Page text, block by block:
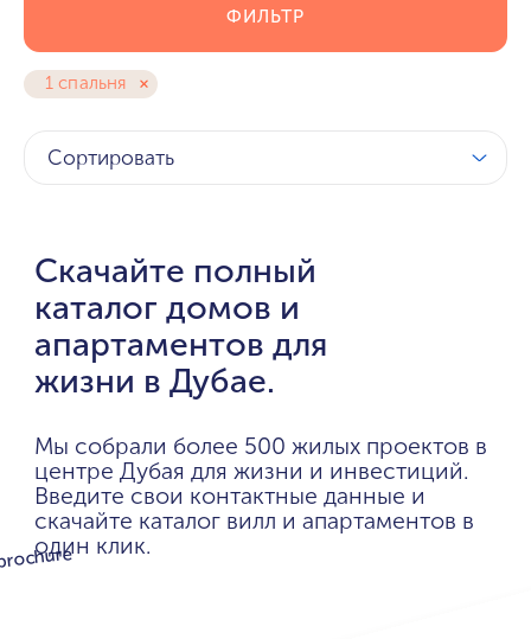
1 спальня
ФИЛЬТР
Сортировать
Скачайте полный
каталог домов и
апартаментов для
жизни в Дубае.
Мы собрали более 500 жилых проектов в
центре Дубая для жизни и инвестиций.
Введите свои контактные данные и
скачайте каталог вилл и апартаментов в
один клик.